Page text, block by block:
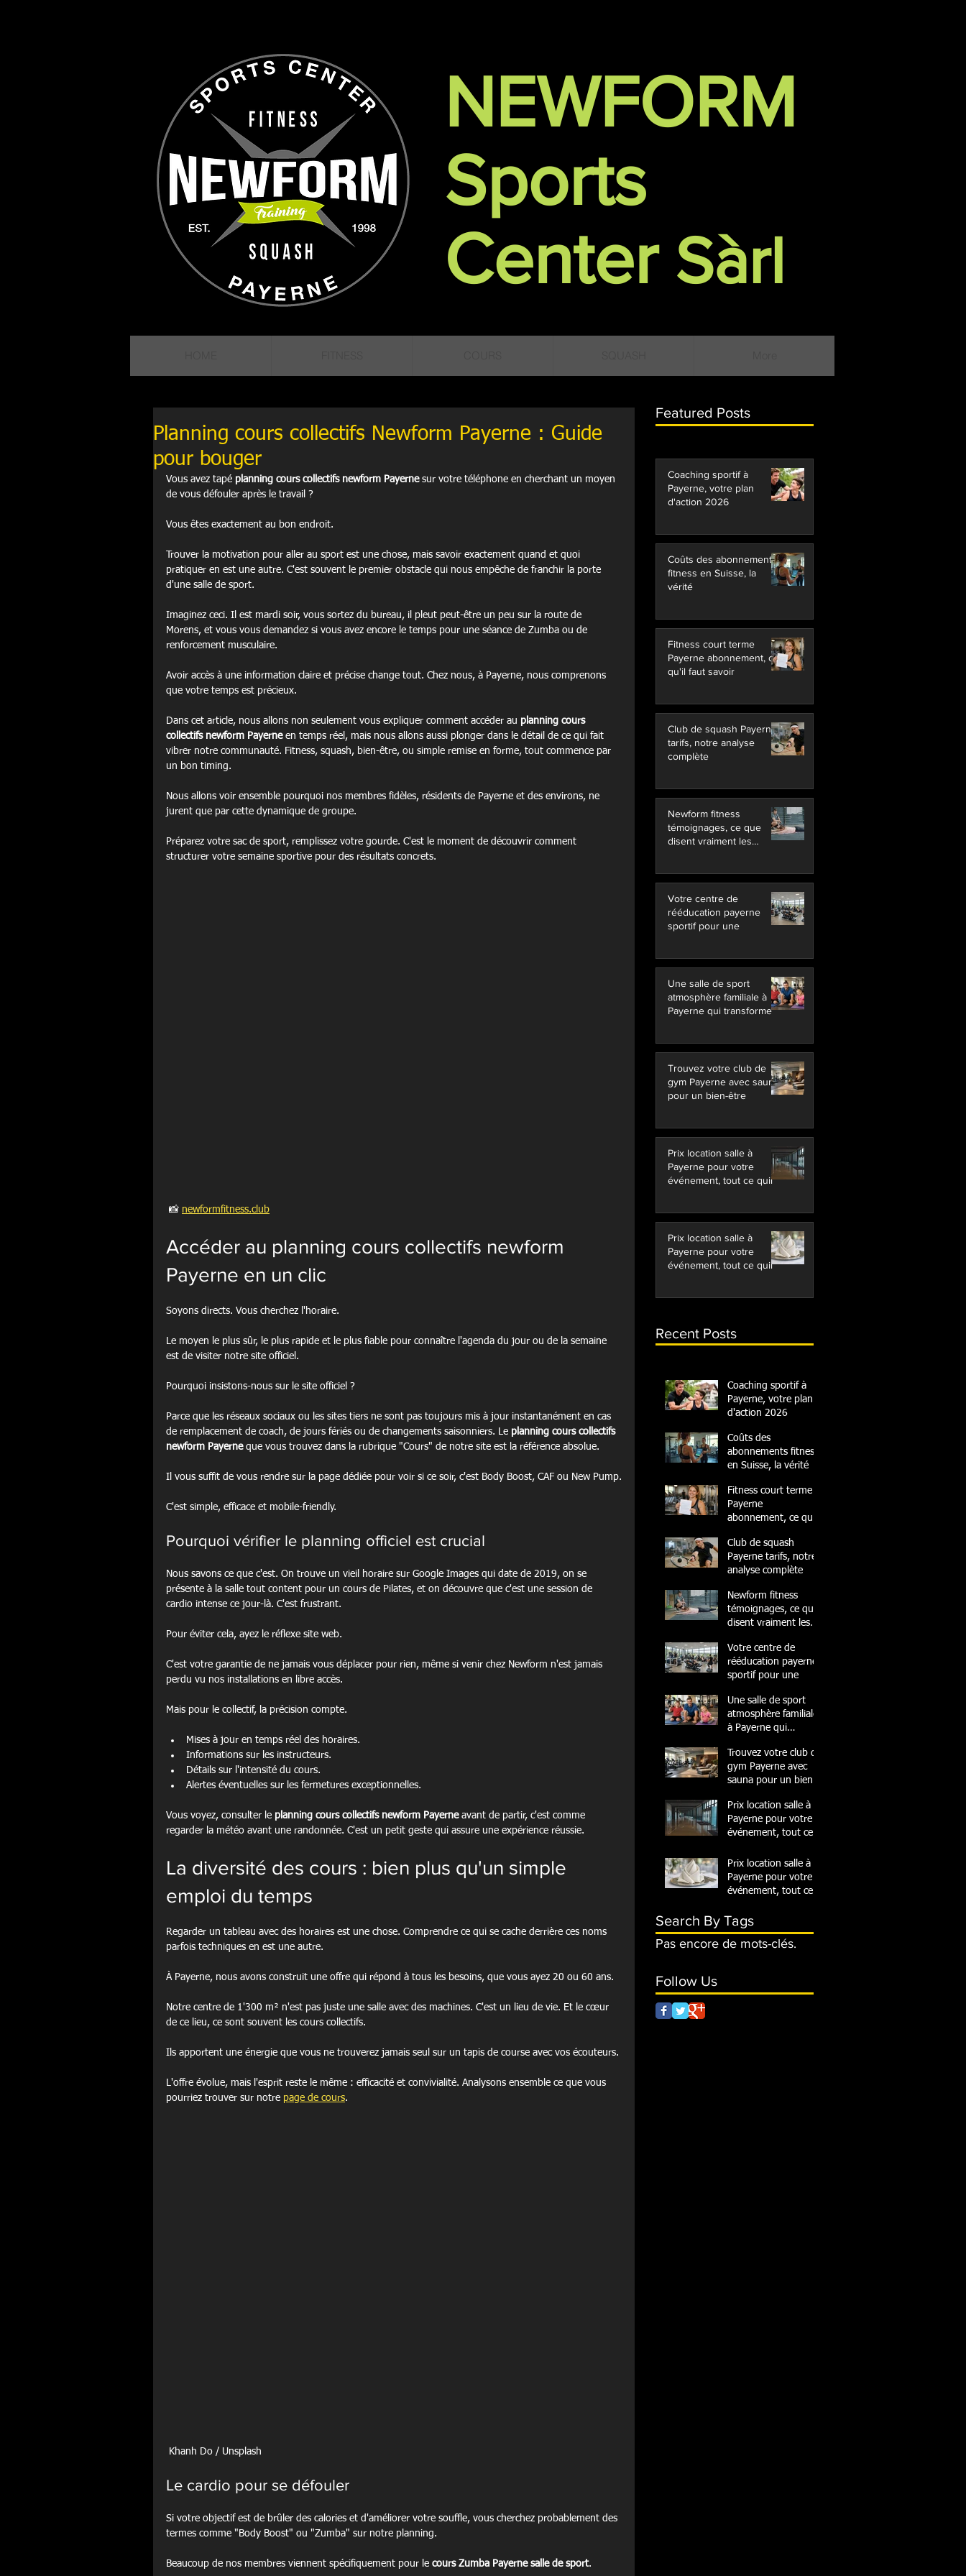
NEWFORM
Sports
CenterSàrl
Planning cours collectifs Newform Payerne : Guide
pour bouger
Vous avez tapé planning cours collectifs newform Payerne sur votre téléphone en cherchant un moyen
de vous défouler après le travail ?
Vous êtes exactement au bon endroit.
Trouver la motivation pour aller au sport est une chose, mais savoir exactement quand et quoi
pratiquer en est une autre. C'est souvent le premier obstacle qui nous empêche de franchir la porte
d'une salle de sport.
Imaginez ceci. Il est mardi soir, vous sortez du bureau, il pleut peut-être un peu sur la route de
Morens, et vous vous demandez si vous avez encore le temps pour une séance de Zumba ou de
renforcement musculaire.
Avoir accès à une information claire et précise change tout. Chez nous, à Payerne, nous comprenons
que votre temps est précieux.
Dans cet article, nous allons non seulement vous expliquer comment accéder au planning cours
collectifs newform Payerne en temps réel, mais nous allons aussi plonger dans le détail de ce qui fait
vibrer notre communauté. Fitness, squash, bien-être, ou simple remise en forme, tout commence par
un bon timing.
Nous allons voir ensemble pourquoi nos membres fidèles, résidents de Payerne et des environs, ne
jurent que par cette dynamique de groupe.
Préparez votre sac de sport, remplissez votre gourde. C'est le moment de découvrir comment
structurer votre semaine sportive pour des résultats concrets.
📸 newformfitness.club
Accéder au planning cours collectifs newform
Payerne en un clic
Soyons directs. Vous cherchez l'horaire.
Le moyen le plus sûr, le plus rapide et le plus fiable pour connaître l'agenda du jour ou de la semaine
est de visiter notre site officiel.
Pourquoi insistons-nous sur le site officiel ?
Parce que les réseaux sociaux ou les sites tiers ne sont pas toujours mis à jour instantanément en cas
de remplacement de coach, de jours fériés ou de changements saisonniers. Le planning cours collectifs
newform Payerne que vous trouvez dans la rubrique "Cours" de notre site est la référence absolue.
Il vous suffit de vous rendre sur la page dédiée pour voir si ce soir, c'est Body Boost, CAF ou New Pump.
C'est simple, efficace et mobile-friendly.
Pourquoi vérifier le planning officiel est crucial
Nous savons ce que c'est. On trouve un vieil horaire sur Google Images qui date de 2019, on se
présente à la salle tout content pour un cours de Pilates, et on découvre que c'est une session de
cardio intense ce jour-là. C'est frustrant.
Pour éviter cela, ayez le réflexe site web.
C'est votre garantie de ne jamais vous déplacer pour rien, même si venir chez Newform n'est jamais
perdu vu nos installations en libre accès.
Mais pour le collectif, la précision compte.
Mises à jour en temps réel des horaires.
Informations sur les instructeurs.
Détails sur l'intensité du cours.
Alertes éventuelles sur les fermetures exceptionnelles.
Vous voyez, consulter le planning cours collectifs newform Payerne avant de partir, c'est comme
regarder la météo avant une randonnée. C'est un petit geste qui assure une expérience réussie.
La diversité des cours : bien plus qu'un simple
emploi du temps
Regarder un tableau avec des horaires est une chose. Comprendre ce qui se cache derrière ces noms
parfois techniques en est une autre.
À Payerne, nous avons construit une offre qui répond à tous les besoins, que vous ayez 20 ou 60 ans.
Notre centre de 1'300 m² n'est pas juste une salle avec des machines. C'est un lieu de vie. Et le cœur
de ce lieu, ce sont souvent les cours collectifs.
Ils apportent une énergie que vous ne trouverez jamais seul sur un tapis de course avec vos écouteurs.
L'offre évolue, mais l'esprit reste le même : efficacité et convivialité. Analysons ensemble ce que vous
pourriez trouver sur notre page de cours.
Khanh Do / Unsplash
Le cardio pour se défouler
Si votre objectif est de brûler des calories et d'améliorer votre souffle, vous cherchez probablement des
termes comme "Body Boost" ou "Zumba" sur notre planning.
Beaucoup de nos membres viennent spécifiquement pour le cours Zumba Payerne salle de sport.
Featured Posts
Coaching sportif à
Payerne, votre plan
d'action 2026
Coûts des abonnements
fitness en Suisse, la
vérité
Fitness court terme
Payerne abonnement, ce
qu'il faut savoir
Club de squash Payerne
tarifs, notre analyse
complète
Newform fitness
témoignages, ce que
disent vraiment les
Votre centre de
rééducation payerne
sportif pour une
Une salle de sport
atmosphère familiale à
Payerne qui transforme
Trouvez votre club de
gym Payerne avec sauna
pour un bien-être
Prix location salle à
Payerne pour votre
événement, tout ce quil
Prix location salle à
Payerne pour votre
événement, tout ce quil
Recent Posts
Coaching sportif à
Payerne, votre plan
d'action 2026
Coûts des
abonnements fitness
en Suisse, la vérité
Fitness court terme
Payerne
abonnement, ce qu'il
Club de squash
Payerne tarifs, notre
analyse complète
Newform fitness
témoignages, ce que
disent vraiment les
Votre centre de
rééducation payerne
sportif pour une
Une salle de sport
atmosphère familiale
à Payerne qui
Trouvez votre club de
gym Payerne avec
sauna pour un bien-
Prix location salle à
Payerne pour votre
événement, tout ce
Prix location salle à
Payerne pour votre
événement, tout ce
Search By Tags
Pas encore de mots-clés.
Follow Us